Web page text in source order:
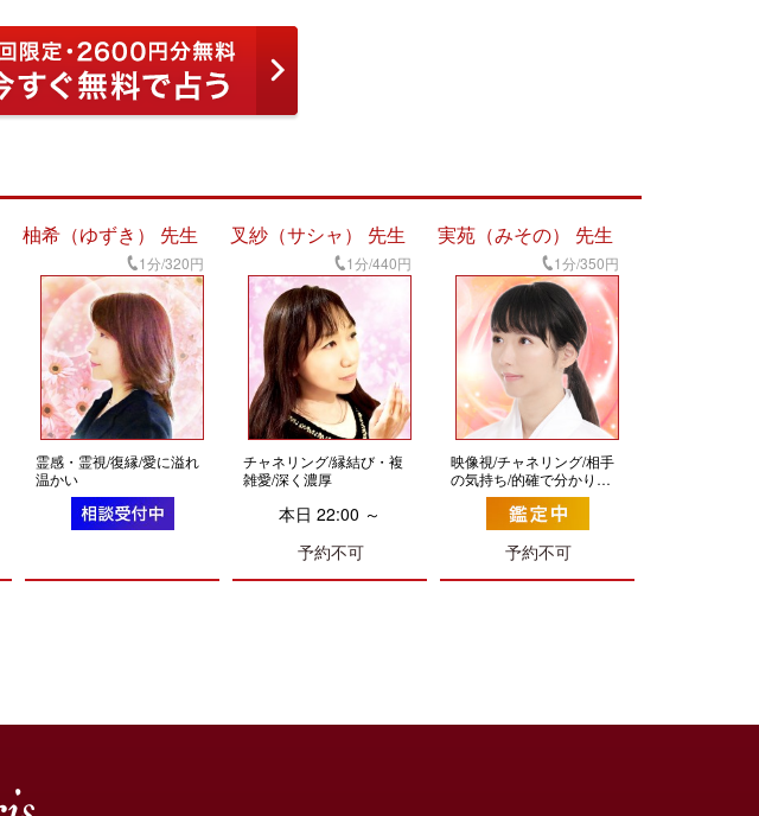
柚希（ゆずき） 先生
1分/320円
霊感・霊視/復縁/愛に溢れ
温かい
叉紗（サシャ） 先生
1分/440円
チャネリング/縁結び・複
雑愛/深く濃厚
本日 22:00 ～
予約不可
実苑（みその） 先生
1分/350円
映像視/チャネリング/相手
の気持ち/的確で分かりや
予約不可